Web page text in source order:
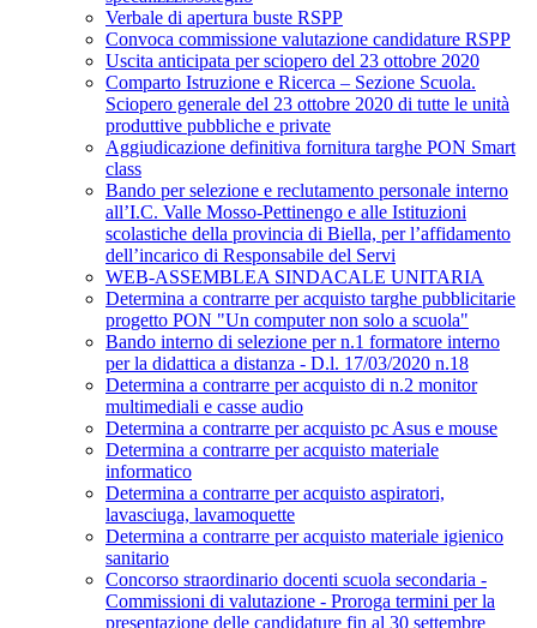
Verbale di apertura buste RSPP
Convoca commissione valutazione candidature RSPP
Uscita anticipata per sciopero del 23 ottobre 2020
Comparto Istruzione e Ricerca – Sezione Scuola.
Sciopero generale del 23 ottobre 2020 di tutte le unità
produttive pubbliche e private
Aggiudicazione definitiva fornitura targhe PON Smart
class
Bando per selezione e reclutamento personale interno
all’I.C. Valle Mosso-Pettinengo e alle Istituzioni
scolastiche della provincia di Biella, per l’affidamento
dell’incarico di Responsabile del Servi
WEB-ASSEMBLEA SINDACALE UNITARIA
Determina a contrarre per acquisto targhe pubblicitarie
progetto PON "Un computer non solo a scuola"
Bando interno di selezione per n.1 formatore interno
per la didattica a distanza - D.l. 17/03/2020 n.18
Determina a contrarre per acquisto di n.2 monitor
multimediali e casse audio
Determina a contrarre per acquisto pc Asus e mouse
Determina a contrarre per acquisto materiale
informatico
Determina a contrarre per acquisto aspiratori,
lavasciuga, lavamoquette
Determina a contrarre per acquisto materiale igienico
sanitario
Concorso straordinario docenti scuola secondaria -
Commissioni di valutazione - Proroga termini per la
presentazione delle candidature fin al 30 settembre